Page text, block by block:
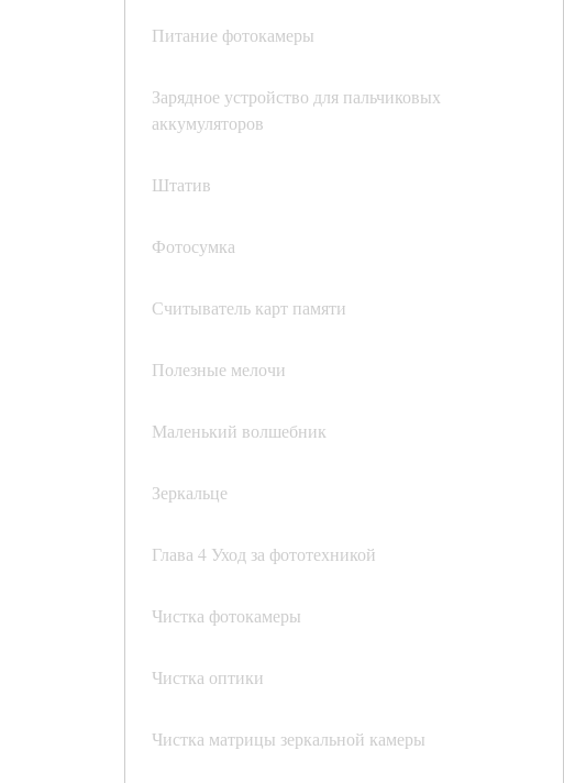
Питание фотокамеры
Зарядное устройство для пальчиковых
аккумуляторов
Штатив
Фотосумка
Считыватель карт памяти
Полезные мелочи
Маленький волшебник
Зеркальце
Глава 4 Уход за фототехникой
Чистка фотокамеры
Чистка оптики
Чистка матрицы зеркальной камеры